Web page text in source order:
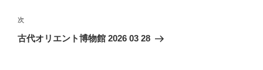
ビ
ゲ
稿
次
の
次
古代オリエント博物館 2026 03 28